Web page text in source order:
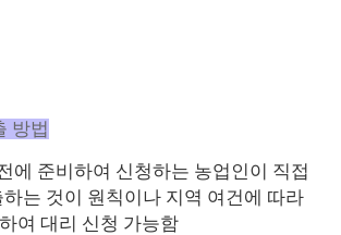
방법
에 준비하여 신청하는 농업인이 직접
하는 것이 원칙이나 지역 여건에 따라
여 대리 신청 가능함